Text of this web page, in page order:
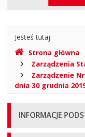
Grójecki
Biuletyn
Informacji
Gdzie
jesteśmy
Jesteś tutaj:
Strona główna
Zarządzenia
Zarządzenie
dnia 30 grudnia
Menu
główne
INFORMACJE